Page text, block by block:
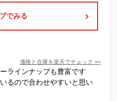
でみる
価格と在庫を楽天でチェック >>
ラインナップも豊富です
るので合わせやすいと思い